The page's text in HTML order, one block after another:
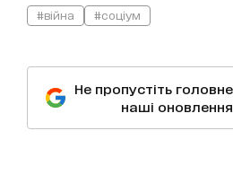
#війна #соціум
Не пропустіть
наші